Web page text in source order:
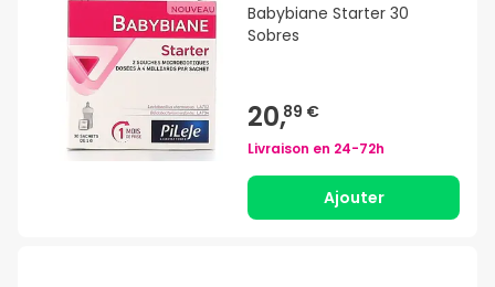
Babybiane Starter 30
Sobres
20,89 €
Livraison en 24-72h
Ajouter